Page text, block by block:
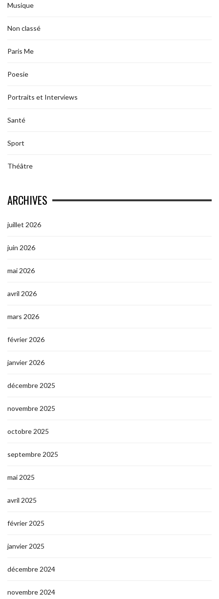
Musique
Non classé
Paris Me
Poesie
Portraits et Interviews
Santé
Sport
Théâtre
ARCHIVES
juillet 2026
juin 2026
mai 2026
avril 2026
mars 2026
février 2026
janvier 2026
décembre 2025
novembre 2025
octobre 2025
septembre 2025
mai 2025
avril 2025
février 2025
janvier 2025
décembre 2024
novembre 2024